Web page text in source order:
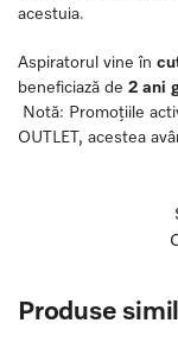
acestuia.
Aspiratorul vine în
beneficiază de 2 ani
Notă: Promoțiile
OUTLET, acestea
Produse